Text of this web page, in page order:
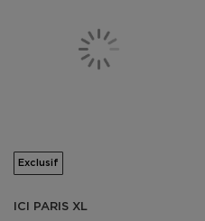
Exclusif
ICI PARIS XL